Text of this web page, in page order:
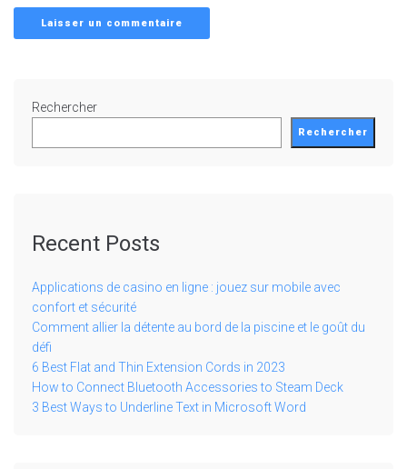
Rechercher
Rechercher
Recent Posts
Applications de casino en ligne : jouez sur mobile avec
confort et sécurité
Comment allier la détente au bord de la piscine et le goût du
défi
6 Best Flat and Thin Extension Cords in 2023
How to Connect Bluetooth Accessories to Steam Deck
3 Best Ways to Underline Text in Microsoft Word